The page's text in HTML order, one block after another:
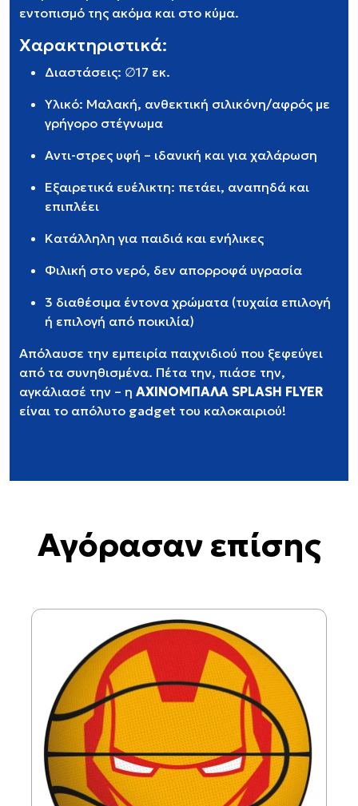
εντοπισμό της ακόμα και στο κύμα.
Χαρακτηριστικά:
Διαστάσεις: ∅17 εκ.
Υλικό: Μαλακή, ανθεκτική σιλικόνη/αφρός με
γρήγορο στέγνωμα
Αντι-στρες υφή – ιδανική και για χαλάρωση
Εξαιρετικά ευέλικτη: πετάει, αναπηδά και
επιπλέει
Κατάλληλη για παιδιά και ενήλικες
Φιλική στο νερό, δεν απορροφά υγρασία
3 διαθέσιμα έντονα χρώματα (τυχαία επιλογή
ή επιλογή από ποικιλία)
Απόλαυσε την εμπειρία παιχνιδιού που ξεφεύγει
από τα συνηθισμένα. Πέτα την, πιάσε την,
αγκάλιασέ την – η ΑΧΙΝΟΜΠΑΛΑ SPLASH FLYER
είναι το απόλυτο gadget του καλοκαιριού!
Αγόρασαν επίσης